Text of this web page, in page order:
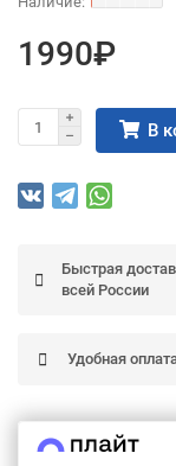
1990₽
В
Быстрая
всей России
Удобная
об оплате